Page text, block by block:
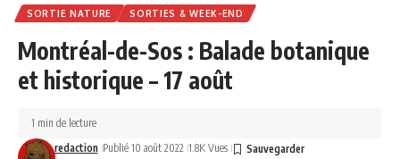
SORTIE NATURE SORTIES & WEEK-END
Montréal-de-Sos : Balade botanique
et historique – 17 août
redaction Publié 10 août 2022 1.8K Vues
1 min de lecture